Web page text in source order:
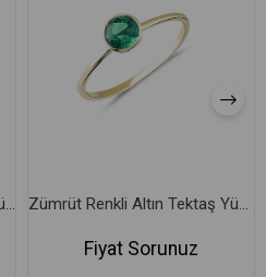
Baget Tektaşlı Altın Fantazi Yüzük Zümrüt Renkli Altın Tektaş Yüzük
Fiyat Sorunuz